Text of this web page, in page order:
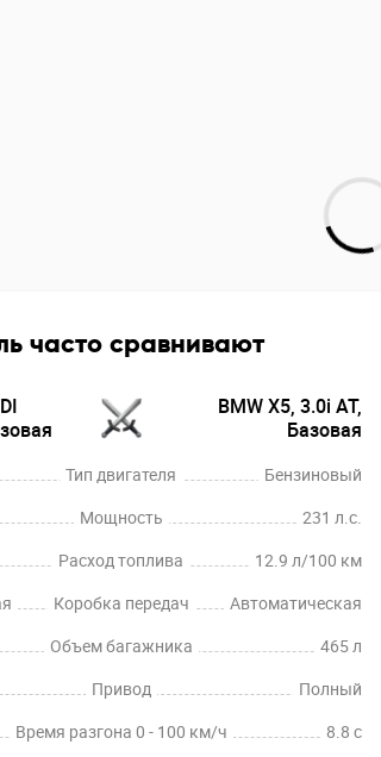
часто сравнивают
BMW X5, 3.0i AT,
Базовая
Тип двигателя
Бензиновый
Мощность
231 л.с.
Расход топлива
12.9 л/100 км
Коробка передач
Автоматическая
Объем багажника
465 л
Привод
Полный
Время разгона 0 - 100 км/ч 8.8 c